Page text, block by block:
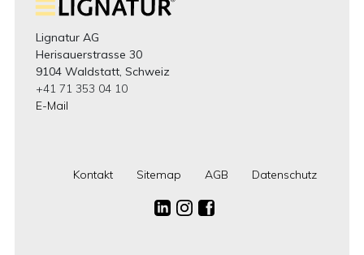
Lignatur AG
Herisauerstrasse 30
9104 Waldstatt, Schweiz
+41 71 353 04 10
E-Mail
Kontakt Sitemap AGB Datenschutz